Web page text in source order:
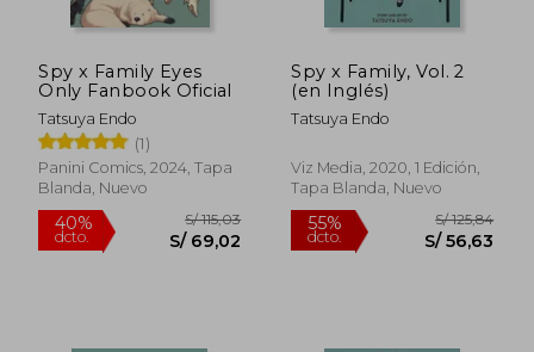
Spy x Family Eyes
Only Fanbook Oficial
Tatsuya Endo
(1)
Panini Comics, 2024, Tapa
Blanda, Nuevo
Spy x Family, Vol. 2
(en Inglés)
Tatsuya Endo
Viz Media, 2020, 1 Edición,
Tapa Blanda, Nuevo